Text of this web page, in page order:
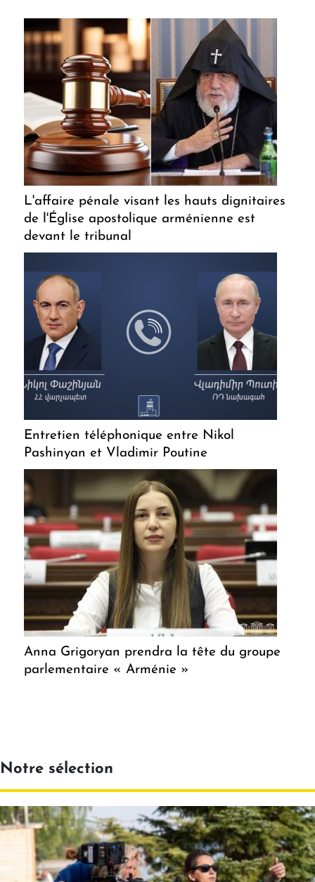
L'affaire pénale visant les hauts dignitaires
de l'Église apostolique arménienne est
devant le tribunal
Entretien téléphonique entre Nikol
Pashinyan et Vladimir Poutine
Anna Grigoryan prendra la tête du groupe
parlementaire « Arménie »
Notre sélection